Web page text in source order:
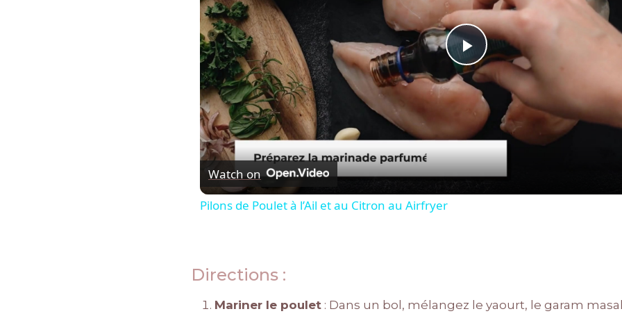
Play
Video
Watch on
Pilons de Poulet à l’Ail et au Citron au Airfryer
Directions :
Mariner le poulet : Dans un bol, mélangez le yaourt, le garam